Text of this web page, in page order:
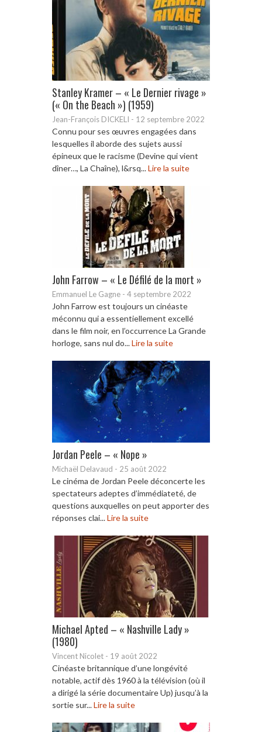
Stanley Kramer – « Le Dernier rivage »
(« On the Beach ») (1959)
Jean-François DICKELI - 12 septembre 2022
Connu pour ses œuvres engagées dans
lesquelles il aborde des sujets aussi
épineux que le racisme (Devine qui vient
dîner…, La Chaîne), l&rsq...Lire la suite
John Farrow – « Le Défilé de la mort »
Emmanuel Le Gagne - 4 septembre 2022
John Farrow est toujours un cinéaste
méconnu qui a essentiellement excellé
dans le film noir, en l’occurrence La Grande
horloge, sans nul do...Lire la suite
Jordan Peele – « Nope »
Michaël Delavaud - 25 août 2022
Le cinéma de Jordan Peele déconcerte les
spectateurs adeptes d’immédiateté, de
questions auxquelles on peut apporter des
réponses clai...Lire la suite
Michael Apted – « Nashville Lady »
(1980)
Vincent Nicolet - 19 août 2022
Cinéaste britannique d’une longévité
notable, actif dès 1960 à la télévision (où il
a dirigé la série documentaire Up) jusqu’à la
sortie sur...Lire la suite